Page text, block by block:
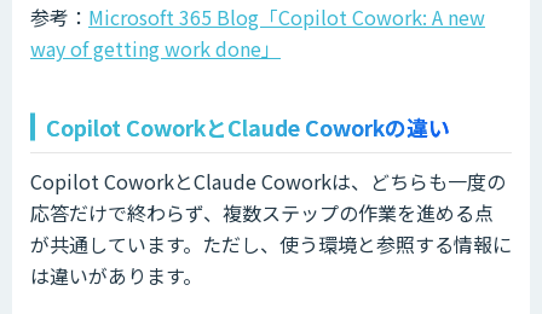
参考： Microsoft 365 Blog「Copilot Cowork: A new
way of getting work done」
Copilot CoworkとClaude Coworkの違い
Copilot CoworkとClaude Coworkは、どちらも一度の
応答だけで終わらず、複数ステップの作業を進める点
が共通しています。ただし、使う環境と参照する情報に
は違いがあります。